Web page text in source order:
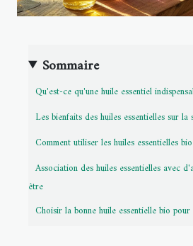
Sommaire
Qu'est-ce qu'une huile essentiel
Les bienfaits des huiles essentielles sur la
Comment utiliser les huiles essentielles
Association des huiles essentielles avec
être
Choisir la bonne huile essentielle bio pour